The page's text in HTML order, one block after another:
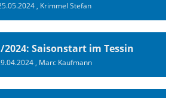
, Krimmel Stefan
2024: Saisonstart im Tessin
, Marc Kaufmann